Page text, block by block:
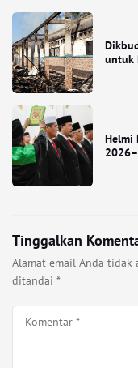
untuk
Helmi
Tinggalkan
Alamat email Anda tidak
ditandai *